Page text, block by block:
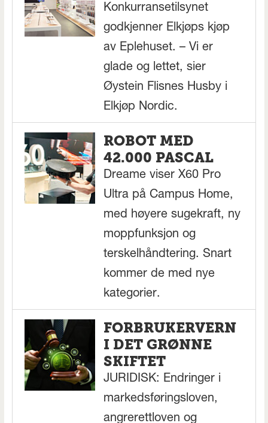
Konkurransetilsynet
godkjenner Elkjøps kjøp
av Eplehuset. – Vi er
glade og lettet, sier
Øystein Flisnes Husby i
Elkjøp Nordic.
ROBOT MED
42.000 PASCAL
Dreame viser X60 Pro
Ultra på Campus Home,
med høyere sugekraft, ny
moppfunksjon og
terskelhåndtering. Snart
kommer de med nye
kategorier.
FORBRUKERVERN
I DET GRØNNE
SKIFTET
JURIDISK: Endringer i
markedsføringsloven,
angrerettloven og